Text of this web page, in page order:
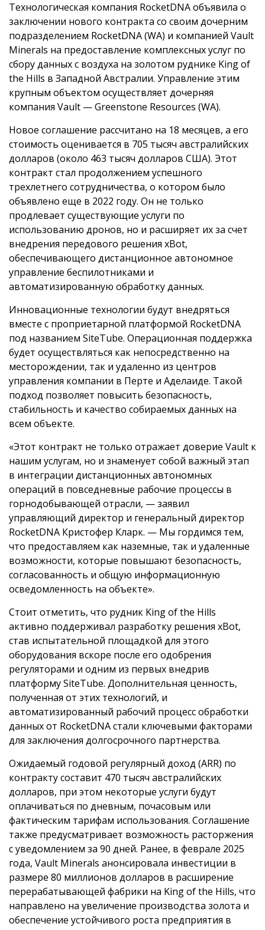
Технологическая компания RocketDNA объявила о
заключении нового контракта со своим дочерним
подразделением RocketDNA (WA) и компанией Vault
Minerals на предоставление комплексных услуг по
сбору данных с воздуха на золотом руднике King of
the Hills в Западной Австралии. Управление этим
крупным объектом осуществляет дочерняя
компания Vault — Greenstone Resources (WA).
Новое соглашение рассчитано на 18 месяцев, а его
стоимость оценивается в 705 тысяч австралийских
долларов (около 463 тысяч долларов США). Этот
контракт стал продолжением успешного
трехлетнего сотрудничества, о котором было
объявлено еще в 2022 году. Он не только
продлевает существующие услуги по
использованию дронов, но и расширяет их за счет
внедрения передового решения xBot,
обеспечивающего дистанционное автономное
управление беспилотниками и
автоматизированную обработку данных.
Инновационные технологии будут внедряться
вместе с проприетарной платформой RocketDNA
под названием SiteTube. Операционная поддержка
будет осуществляться как непосредственно на
месторождении, так и удаленно из центров
управления компании в Перте и Аделаиде. Такой
подход позволяет повысить безопасность,
стабильность и качество собираемых данных на
всем объекте.
«Этот контракт не только отражает доверие Vault к
нашим услугам, но и знаменует собой важный этап
в интеграции дистанционных автономных
операций в повседневные рабочие процессы в
горнодобывающей отрасли, — заявил
управляющий директор и генеральный директор
RocketDNA Кристофер Кларк. — Мы гордимся тем,
что предоставляем как наземные, так и удаленные
возможности, которые повышают безопасность,
согласованность и общую информационную
осведомленность на объекте».
Стоит отметить, что рудник King of the Hills
активно поддерживал разработку решения xBot,
став испытательной площадкой для этого
оборудования вскоре после его одобрения
регуляторами и одним из первых внедрив
платформу SiteTube. Дополнительная ценность,
полученная от этих технологий, и
автоматизированный рабочий процесс обработки
данных от RocketDNA стали ключевыми факторами
для заключения долгосрочного партнерства.
Ожидаемый годовой регулярный доход (ARR) по
контракту составит 470 тысяч австралийских
долларов, при этом некоторые услуги будут
оплачиваться по дневным, почасовым или
фактическим тарифам использования. Соглашение
также предусматривает возможность расторжения
с уведомлением за 90 дней. Ранее, в феврале 2025
года, Vault Minerals анонсировала инвестиции в
размере 80 миллионов долларов в расширение
перерабатывающей фабрики на King of the Hills, что
направлено на увеличение производства золота и
обеспечение устойчивого роста предприятия в